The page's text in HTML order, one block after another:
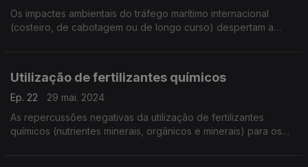
Os impactes ambientais do tráfego marítimo internacional
(costeiro, de cabotagem ou de longo curso) despertam a
Utilização de fertilizantes químicos
Ep. 22
29 mai. 2024
As repercussões negativas da utilização de fertilizantes
químicos (nutrientes minerais, orgânicos e minerais) para os